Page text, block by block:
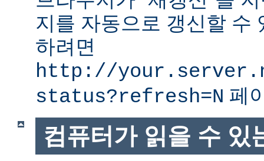
지를 자동으로 갱신할 수
하려면
http://
status?refresh=N 페
컴퓨터가 읽을 수 있